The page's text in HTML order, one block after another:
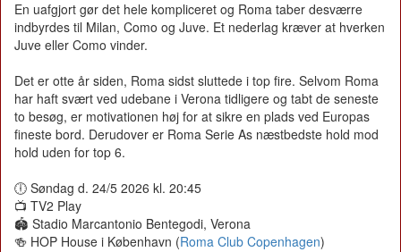
En uafgjort gør det hele kompliceret og Roma taber desværre
indbyrdes til Milan, Como og Juve. Et nederlag kræver at hverken
Juve eller Como vinder.
Det er otte år siden, Roma sidst sluttede i top fire. Selvom Roma
har haft svært ved udebane i Verona tidligere og tabt de seneste
to besøg, er motivationen høj for at sikre en plads ved Europas
fineste bord. Derudover er Roma Serie As næstbedste hold mod
hold uden for top 6.
🕕 Søndag d. 24/5 2026 kl. 20:45
📺 TV2 Play
🏟️ Stadio Marcantonio Bentegodi, Verona
🍻 HOP House i København (Roma Club Copenhagen)